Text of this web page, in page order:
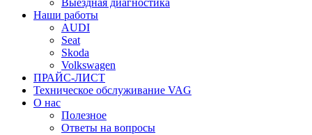
Выездная диагностика
Наши работы
AUDI
Seat
Skoda
Volkswagen
ПРАЙС-ЛИСТ
Техническое обслуживание VAG
О нас
Полезное
Ответы на вопросы